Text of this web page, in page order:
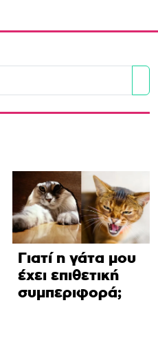
Γιατί η γάτα μου
έχει επιθετική
συμπεριφορά;